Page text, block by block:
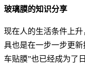
玻璃膜的知识分享
现在人的生活条件上
具也是在一步一步更
车贴膜”也已经成为了